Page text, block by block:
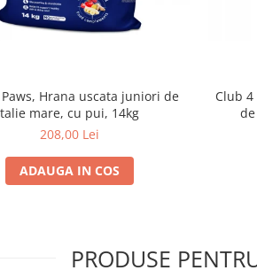
Hrana uscata juniori de
talie mare, cu pui, 14kg
208,00 Lei
ADAUGA IN COS
Club
PRODUSE